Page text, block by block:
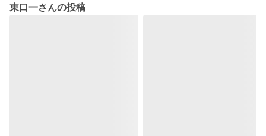
東口一さんの投稿